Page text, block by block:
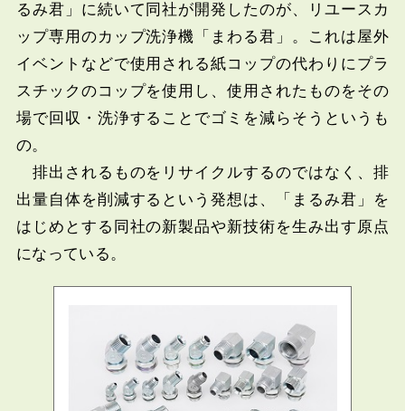
るみ君」に続いて同社が開発したのが、リユースカ
ップ専用のカップ洗浄機「まわる君」。これは屋外
イベントなどで使用される紙コップの代わりにプラ
スチックのコップを使用し、使用されたものをその
場で回収・洗浄することでゴミを減らそうというも
の。
排出されるものをリサイクルするのではなく、排
出量自体を削減するという発想は、「まるみ君」を
はじめとする同社の新製品や新技術を生み出す原点
になっている。